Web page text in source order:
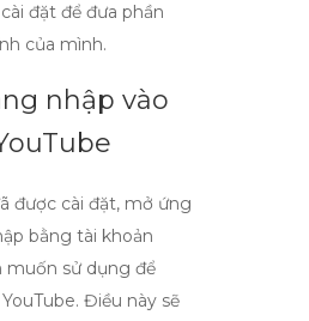
đặt để đưa phần
của mình.
nhập vào
được cài đặt, mở ứng
bằng tài khoản
muốn sử dụng để
. Điều này sẽ